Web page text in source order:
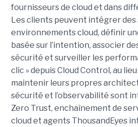
fournisseurs de cloud et dans
Les clients peuvent intégrer des
environnements cloud, définir
basée sur l’intention, associer
sécurité et surveiller les
clic » depuis Cloud Control, au
maintenir leurs propres
sécurité et l’observabilité sont
Zero Trust, enchaînement de
cloud et agents ThousandEyes